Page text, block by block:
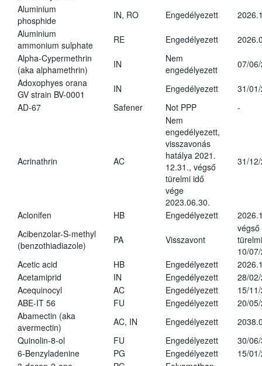
Aluminium
phosphide
IN, RO Engedélyezett
Aluminium
ammonium sulphate
RE Engedélyezett
Alpha-Cypermethrin
(aka alphamethrin)
IN
Nem
engedélyezett
07/
Adoxophyes orana
GV strain BV-0001
IN Engedélyezett
31/
AD-67
Safener Not PPP -
Acrinathrin AC
Nem
engedélyezett,
visszavonás
hatálya 2021.
12.31., végső
türelmi idő
vége
2023.06.30.
31/
Aclonifen HB Engedélyezett
Acibenzolar-S-methyl
(benzothiadiazole)
PA Visszavont
végső
10/
Acetic acid
HB Engedélyezett
Acetamiprid
IN Engedélyezett
28/
Acequinocyl
AC Engedélyezett
15/
ABE-IT 56
FU Engedélyezett
20/
Abamectin (aka
avermectin)
AC, IN Engedélyezett
Quinolin-8-ol
FU Engedélyezett
30/
6-Benzyladenine
PG Engedélyezett
15/